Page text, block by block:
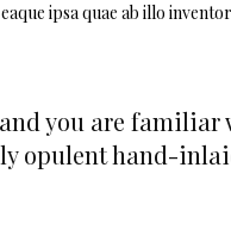
ipsa quae ab illo
you are familiar
opulent hand-